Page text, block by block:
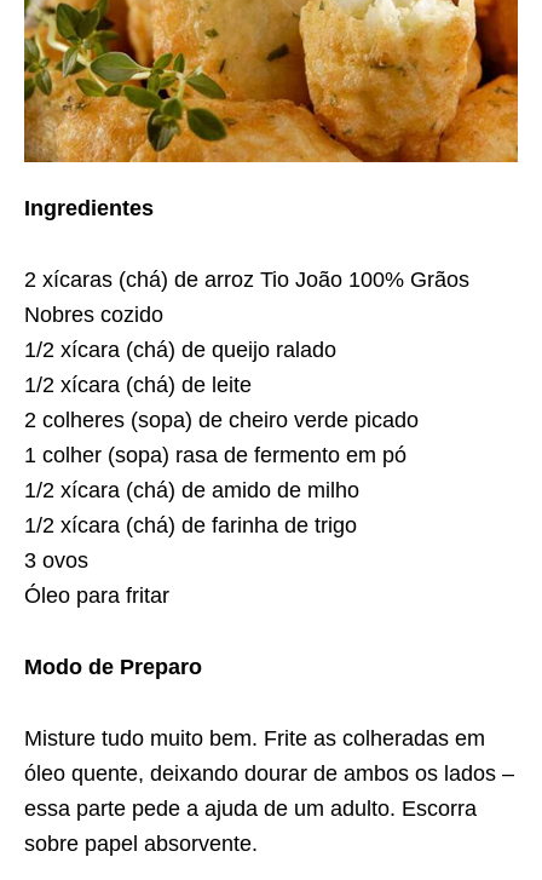
Ingredientes
2 xícaras (chá) de arroz Tio João 100% Grãos
Nobres cozido
1/2 xícara (chá) de queijo ralado
1/2 xícara (chá) de leite
2 colheres (sopa) de cheiro verde picado
1 colher (sopa) rasa de fermento em pó
1/2 xícara (chá) de amido de milho
1/2 xícara (chá) de farinha de trigo
3 ovos
Óleo para fritar
Modo de Preparo
Misture tudo muito bem. Frite as colheradas em
óleo quente, deixando dourar de ambos os lados –
essa parte pede a ajuda de um adulto. Escorra
sobre papel absorvente.